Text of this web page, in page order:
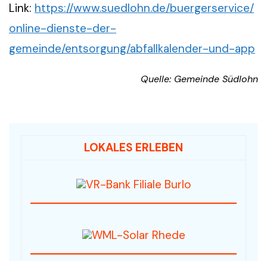
Link: https://www.suedlohn.de/buergerservice/
online-dienste-der-
gemeinde/entsorgung/abfallkalender-und-app
Quelle: Gemeinde Südlohn
LOKALES ERLEBEN